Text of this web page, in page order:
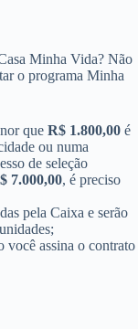
Minha Vida? Não
o programa Minha
que R$ 1.800,00 é
ou numa
de seleção
7.000,00​​, é preciso
pela Caixa e serão
você assina o contrato